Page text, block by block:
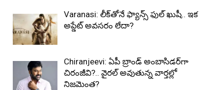
Varanasi: లీక్‌తోనే ఫ్యాన్స్ ఫుల్ ఖుషీ.. ఇక
అప్డేట్ అవసరం లేదా?
Chiranjeevi: ఏపీ బ్రాండ్ అంబాసిడర్‌గా
చిరంజీవి?.. వైరల్ అవుతున్న వార్తల్లో
నిజమెంత?